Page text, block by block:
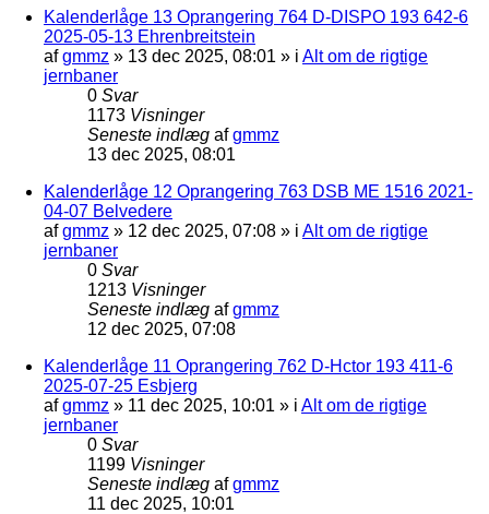
Kalenderlåge 13 Oprangering 764 D-DISPO 193 642-6
2025-05-13 Ehrenbreitstein
afgmmz » 13 dec 2025, 08:01 » i Alt om de rigtige
jernbaner
0 Svar
1173 Visninger
Seneste indlæg afgmmz
13 dec 2025, 08:01
Kalenderlåge 12 Oprangering 763 DSB ME 1516 2021-
04-07 Belvedere
afgmmz » 12 dec 2025, 07:08 » i Alt om de rigtige
jernbaner
0 Svar
1213 Visninger
Seneste indlæg afgmmz
12 dec 2025, 07:08
Kalenderlåge 11 Oprangering 762 D-Hctor 193 411-6
2025-07-25 Esbjerg
afgmmz » 11 dec 2025, 10:01 » i Alt om de rigtige
jernbaner
0 Svar
1199 Visninger
Seneste indlæg afgmmz
11 dec 2025, 10:01